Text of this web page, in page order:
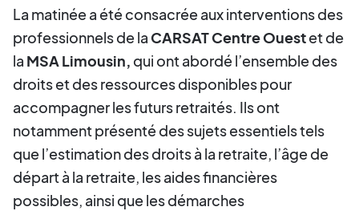
La matinée a été consacrée aux interventions des
professionnels de la CARSATCentre Ouestet de
la MSA Limousin, qui ont abordé l’ensemble des
droits et des ressources disponibles pour
accompagner les futurs retraités. Ils ont
notamment présenté des sujets essentiels tels
que l’estimation des droits à la retraite, l’âge de
départ à la retraite, les aides financières
possibles, ainsi que les démarches